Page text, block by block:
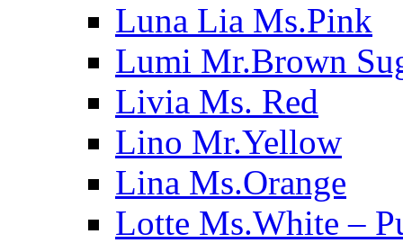
Luna Lia Ms.Pink
Lumi Mr.Brown
Livia Ms. Red
Lino Mr.Yellow
Lina Ms.Orange
Lotte Ms.White –